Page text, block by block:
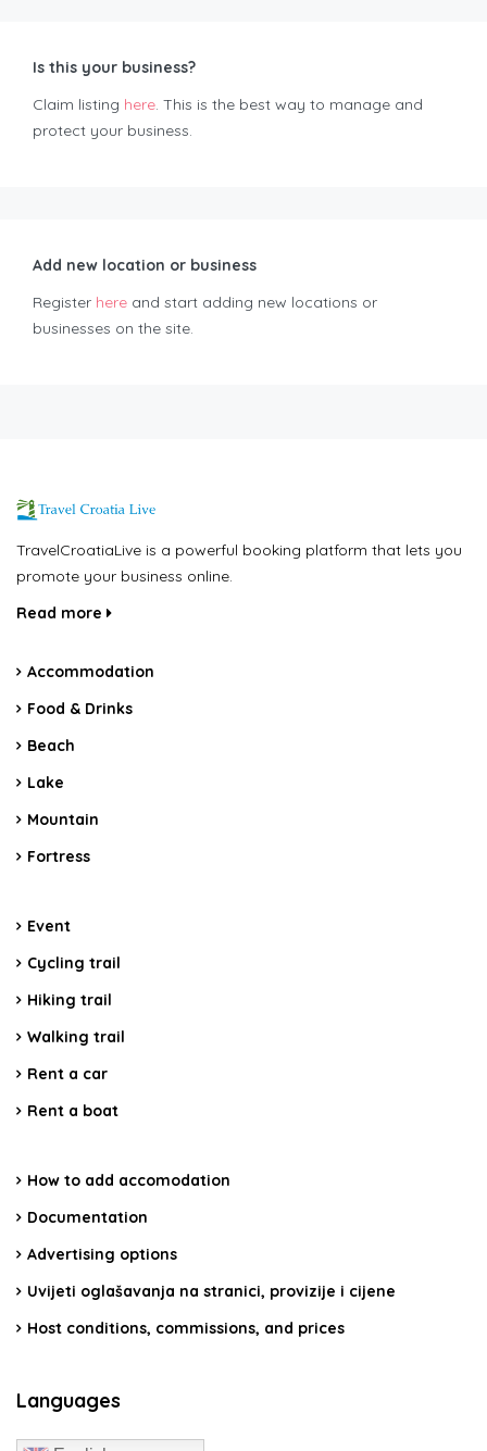
Is this your business?
Claim listing here. This is the best way to manage and
protect your business.
Add new location or business
Register here and start adding new locations or
businesses on the site.
TravelCroatiaLive is a powerful booking platform that lets you
promote your business online.
Read more
Accommodation
Food & Drinks
Beach
Lake
Mountain
Fortress
Event
Cycling trail
Hiking trail
Walking trail
Rent a car
Rent a boat
How to add accomodation
Documentation
Advertising options
Uvijeti oglašavanja na stranici, provizije i cijene
Host conditions, commissions, and prices
Languages